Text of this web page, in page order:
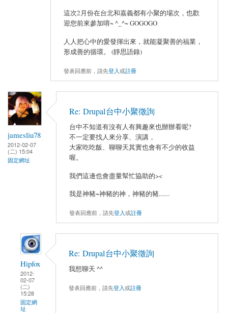
這次2月份在台北和嘉義都有小聚的場次，也歡
迎您前來參加唷~ ^_^~ GOGOGO
人人把心中的愛發揮出來，就能凝聚善的福業，
形成善的循環。 (靜思語錄)
發表回應前，請先登入或註冊
jamesliu78
2012-02-07
(二) 15:04
固定網址
Re: Drupal台中小聚徵詢
台中不知道有沒有人有興趣來也辦辦看呢?
不一定要找人來分享、演講，
大家吃吃飯、聊聊天其實也會有不少的收益
喔。
我們這邊也會盡量幫忙協助的><
我是神豬~神豬的神，神豬的豬.......
發表回應前，請先登入或註冊
Hipfox
2012-
02-07
(二)
15:28
固定網
址
Re: Drupal台中小聚徵詢
我想聊天 ^^
發表回應前，請先登入或註冊